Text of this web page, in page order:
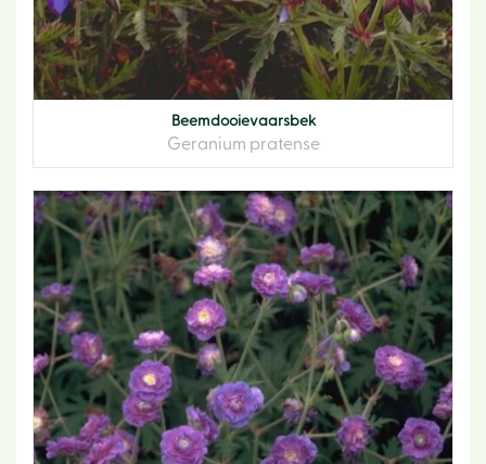
Beemdooievaarsbek
Geranium pratense